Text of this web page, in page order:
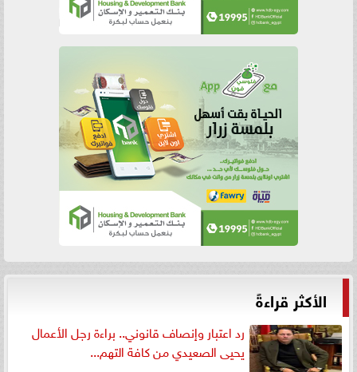
الأكثر قراءةً
رد اعتبار وإنصاف قانوني.. براءة رجل الأعمال
يحيى الصعيدي من كافة التهم...